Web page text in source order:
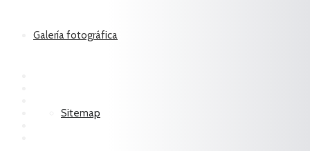
Galería fotográfica
Sitemap